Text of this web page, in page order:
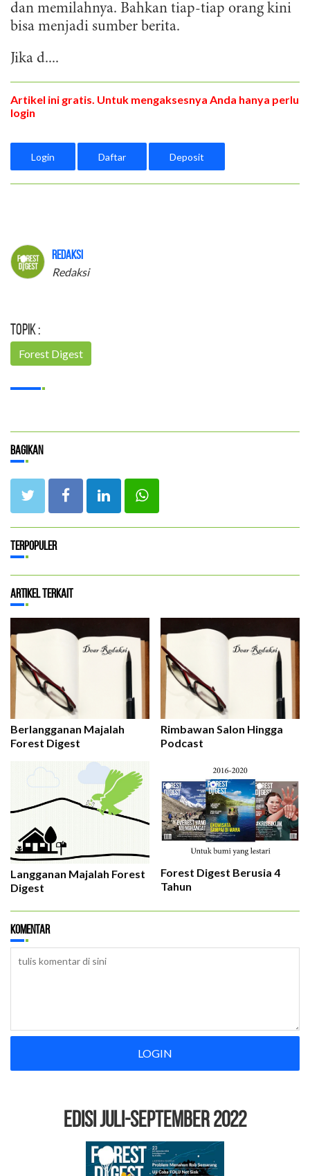
dan memilahnya. Bahkan tiap-tiap orang kini
bisa menjadi sumber berita.
Jika d....
Artikel ini gratis. Untuk mengaksesnya Anda hanya perlu
login
Login Daftar Deposit
Redaksi
Redaksi
Topik :
Forest Digest
Bagikan
Terpopuler
Artikel Terkait
Berlangganan Majalah
Forest Digest
Rimbawan Salon Hingga
Podcast
Langganan Majalah Forest
Digest
Forest Digest Berusia 4
Tahun
Komentar
LOGIN
EDISI Juli-September 2022